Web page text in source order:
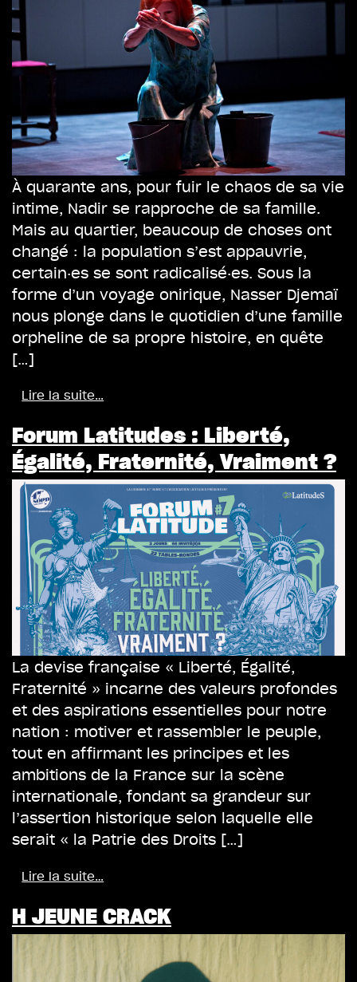
À quarante ans, pour fuir le chaos de sa vie
intime, Nadir se rapproche de sa famille.
Mais au quartier, beaucoup de choses ont
changé : la population s’est appauvrie,
certain·es se sont radicalisé·es. Sous la
forme d’un voyage onirique, Nasser Djemaï
nous plonge dans le quotidien d’une famille
orpheline de sa propre histoire, en quête
[…]
Lire la suite…
Forum Latitudes : Liberté,
Égalité, Fraternité, Vraiment ?
La devise française « Liberté, Égalité,
Fraternité » incarne des valeurs profondes
et des aspirations essentielles pour notre
nation : motiver et rassembler le peuple,
tout en affirmant les principes et les
ambitions de la France sur la scène
internationale, fondant sa grandeur sur
l’assertion historique selon laquelle elle
serait « la Patrie des Droits […]
Lire la suite…
H JEUNE CRACK